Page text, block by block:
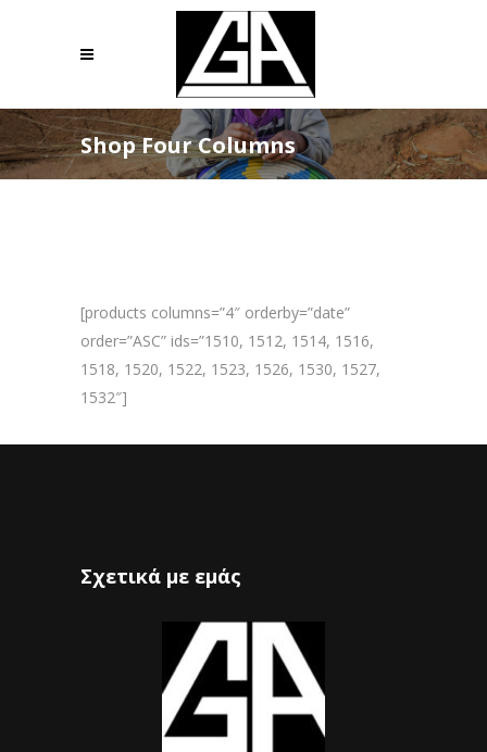
Shop Four Columns
[products columns=”4″ orderby=”date”
order=”ASC” ids=”1510, 1512, 1514, 1516,
1518, 1520, 1522, 1523, 1526, 1530, 1527,
1532″]
Σχετικά με εμάς